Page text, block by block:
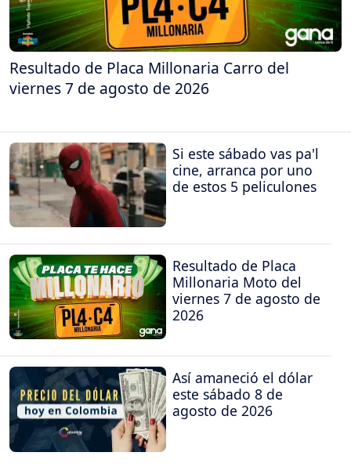
Resultado de Placa Millonaria Carro del
viernes 7 de agosto de 2026
Si este sábado vas pa'l
cine, arranca por uno
de estos 5 peliculones
Resultado de Placa
Millonaria Moto del
viernes 7 de agosto de
2026
Así amaneció el dólar
este sábado 8 de
agosto de 2026